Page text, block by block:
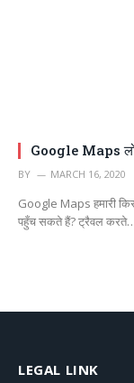
Google Maps
BY MARCH 16, 2020
Google Maps हमारी
पहुँच सकते हैं? ट्रैवल
LEGAL LINK